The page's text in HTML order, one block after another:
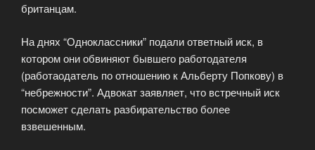
британцам.
На днях “Одноклассники” подали ответный иск, в
котором они обвиняют бывшего работодателя
(работаодатель по отношению к Альберту Попкову) в
“небрежности”. Адвокат заявляет, что встречный иск
посможет сделать разбирательство более
взвешенным.